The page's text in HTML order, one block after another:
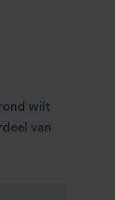
wilt
van